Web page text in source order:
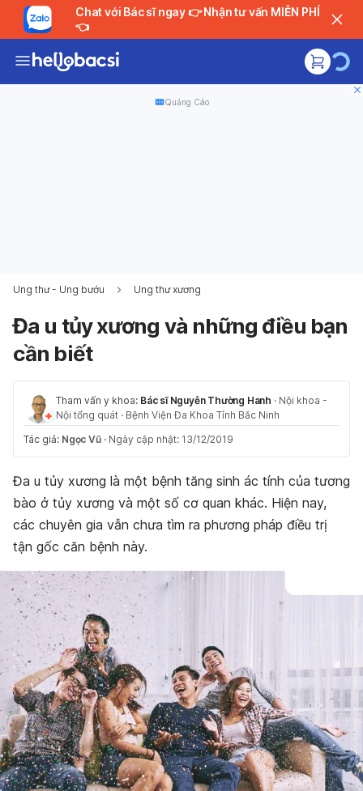
Chat với Bác sĩ ngay 👉 Nhận tư vấn MIỄN PHÍ
👈
Quảng Cáo
Ung thư - Ung bướu Ung thư xương
Đa u tủy xương và những điều bạn
cần biết
Tham vấn y khoa: Bác sĩ Nguyễn Thường Hanh · Nội khoa -
Nội tổng quát · Bệnh Viện Đa Khoa Tỉnh Bắc Ninh
Tác giả: Ngọc Vũ · Ngày cập nhật: 13/12/2019
Đa u tủy xương là một bệnh tăng sinh ác tính của tương
bào ở tủy xương và một số cơ quan khác. Hiện nay,
các chuyên gia vẫn chưa tìm ra phương pháp điều trị
tận gốc căn bệnh này.